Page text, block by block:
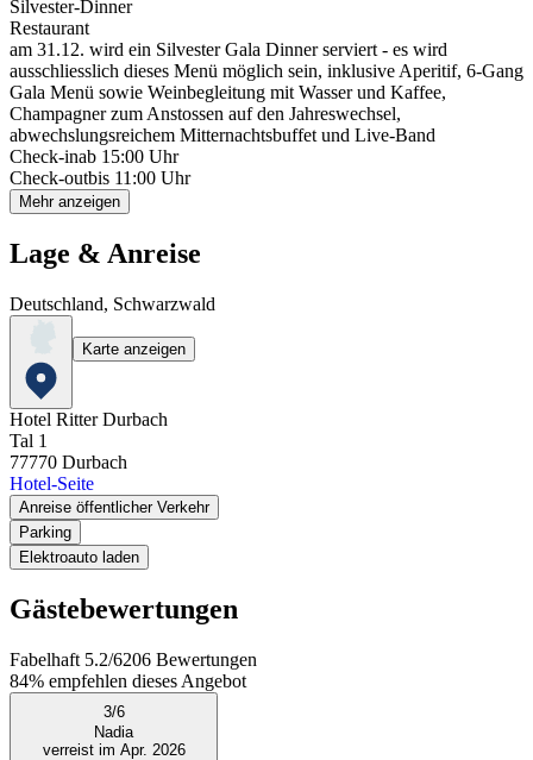
Silvester-Dinner
Restaurant
am 31.12. wird ein Silvester Gala Dinner serviert - es wird
ausschliesslich dieses Menü möglich sein, inklusive Aperitif, 6-Gang
Gala Menü sowie Weinbegleitung mit Wasser und Kaffee,
Champagner zum Anstossen auf den Jahreswechsel,
abwechslungsreichem Mitternachtsbuffet und Live-Band
Check-inab 15:00 Uhr
Check-outbis 11:00 Uhr
Mehr anzeigen
Lage & Anreise
Deutschland, Schwarzwald
Karte anzeigen
Hotel Ritter Durbach
Tal 1
77770 Durbach
Hotel-Seite
Anreise öffentlicher Verkehr
Parking
Elektroauto laden
Gästebewertungen
Fabelhaft 5.2/6206 Bewertungen
84% empfehlen dieses Angebot
3/6
Nadia
verreist im Apr. 2026